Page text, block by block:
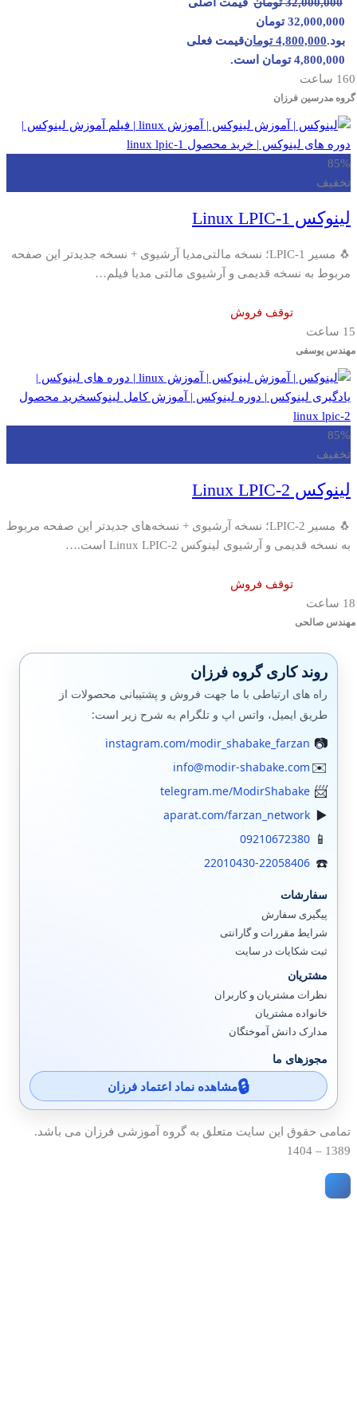
32,000,000 تومان
بود.4,800,000 تومانقیمت فعلی
4,800,000 تومان است.
160 ساعت
گروه مدرسین فرزان
85%
تخفیف
لینوکس Linux LPIC-1
🐧 مسیر LPIC-1؛ نسخه مالتی‌مدیا آرشیوی + نسخه جدیدتر این صفحه
مربوط به نسخه قدیمی و آرشیوی مالتی مدیا فیلم…
توقف فروش
15 ساعت
مهندس یوسفی
85%
تخفیف
لینوکس Linux LPIC-2
🐧 مسیر LPIC-2؛ نسخه آرشیوی + نسخه‌های جدیدتر این صفحه مربوط
به نسخه قدیمی و آرشیوی لینوکس Linux LPIC-2 است.…
توقف فروش
18 ساعت
مهندس صالحی
روند کاری گروه فرزان
راه های ارتباطی با ما جهت فروش و پشتیبانی محصولات از
طریق ایمیل، واتس اپ و تلگرام به شرح زیر است:
instagram.com/modir_shabake_farzan
info@modir-shabake.com
telegram.me/ModirShabake
aparat.com/farzan_network
09210672380
22010430-22058406
سفارشات
پیگیری سفارش
شرایط مقررات و گارانتی
ثبت شکایات در سایت
مشتریان
نظرات مشتریان و کاربران
خانواده مشتریان
مدارک دانش آموختگان
مجوزهای ما
مشاهده نماد اعتماد فرزان
تمامی حقوق این سایت متعلق به گروه آموزشی فرزان می باشد.
1389 – 1404